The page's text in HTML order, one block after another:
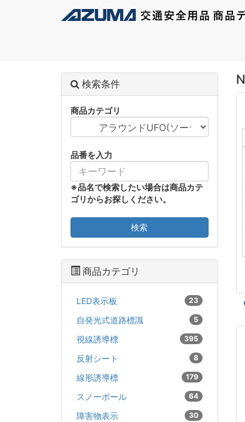
検索条件
商品カテゴリ
品番を入力
※品名で検索したい場合は商品カテ
ゴリからお探しください。
検索
商品カテゴリ
LED表示板 23
自発光式道路標識 5
視線誘導標 395
反射シート 8
線形誘導標 179
スノーポール 64
障害物表示 30